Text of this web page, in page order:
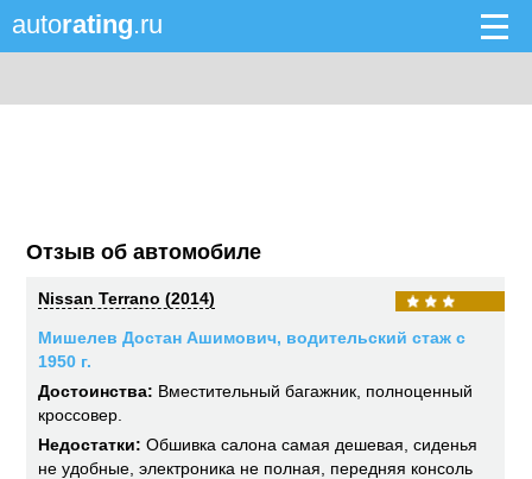
autorating.ru
Отзыв об автомобиле
Nissan Terrano (2014)
Мишелев Достан Ашимович, водительский стаж с
1950 г.
Достоинства: Вместительный багажник, полноценный
кроссовер.
Недостатки: Обшивка салона самая дешевая, сиденья
не удобные, электроника не полная, передняя консоль